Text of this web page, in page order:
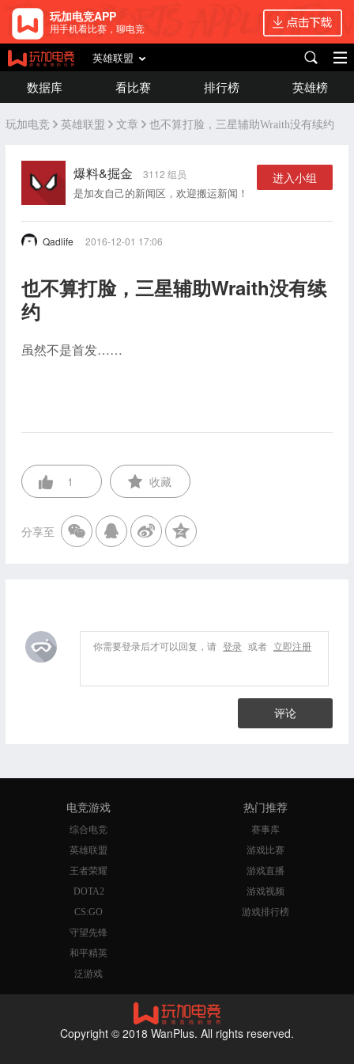
玩加电竞APP
用手机看比赛，聊电竞
英雄联盟
数据库 看比赛 排行榜 英雄榜
玩加电竞 英雄联盟 文章 也不算打脸，三星辅助Wraith没有续约
爆料&掘金 3112 组员
是加友自己的新闻区，欢迎搬运新闻！
进入小组
Qadlife 2016-12-01 17:06
也不算打脸，三星辅助Wraith没有续
约
虽然不是首发……
1 收藏
分享至
你需要登录后才可以回复，请 登录 或者 立即注册
评论
电竞游戏
综合电竞
英雄联盟
王者荣耀
DOTA2
CS:GO
守望先锋
和平精英
泛游戏
热门推荐
赛事库
游戏比赛
游戏直播
游戏视频
游戏排行榜
Copyright © 2018 WanPlus. All rights reserved.